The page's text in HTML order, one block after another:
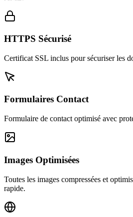
HTTPS Sécurisé
Certificat SSL inclus pour sécuriser les
Formulaires Contact
Formulaire de contact optimisé avec
Images Optimisées
Toutes les images compressées et
rapide.